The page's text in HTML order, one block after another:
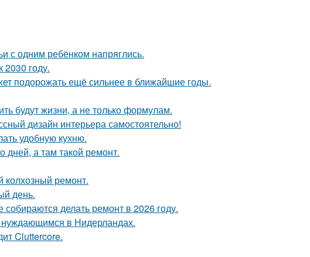
с одним ребёнком напряглись.
2030 году.
подорожать ещё сильнее в ближайшие годы.
будут жизни, а не только формулам.
дизайн интерьера самостоятельно!
удобную кухню.
дней, а там такой ремонт.
ремонт.
день.
делать ремонт в 2026 году.
в Нидерландах.
Cluttercore.